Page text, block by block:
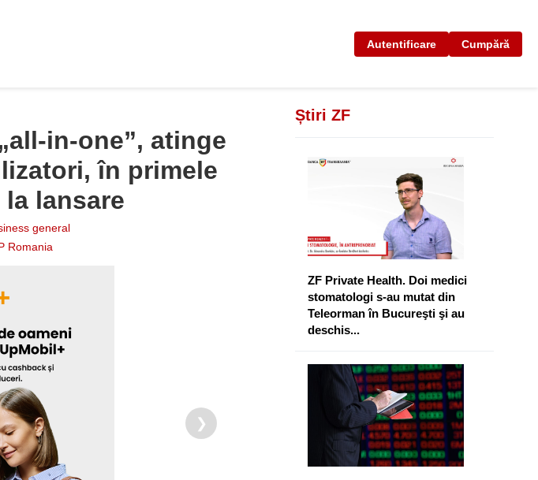
Autentificare Cumpără
in-one”, atinge
în primele
lansare
general
Romania
❯
Știri ZF
ZF Private Health. Doi medici
stomatologi s-au mutat din
Teleorman în Bucureşti şi au
deschis...